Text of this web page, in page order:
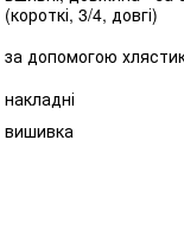
(короткі, 3/4, довгі)
за допомогою
накладні
вишивка